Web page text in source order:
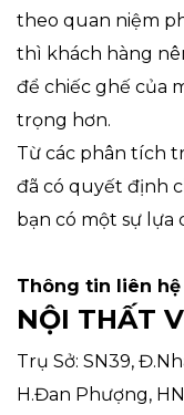
theo quan niệm
thì khách hàng
để chiếc ghế của
trọng hơn.
Từ các phân tích
đã có quyết định
bạn có một sự lựa
Thông tin liên hệ
NỘI THẤT
Trụ Sở: SN39,
H.Đan Phượng, HN